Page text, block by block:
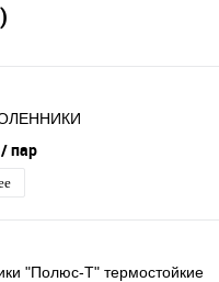
/ пар
"Полюс-Т" термостойкие